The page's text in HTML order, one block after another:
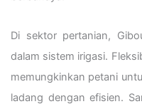
Di sektor pertanian,
dalam sistem irigasi.
memungkinkan petani
ladang dengan efisien.